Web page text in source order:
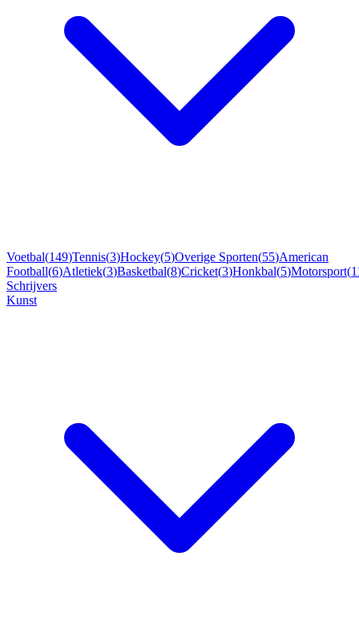
Voetbal(149)Tennis(3)Hockey(5)Overige Sporten(55)American
Football(6)Atletiek(3)Basketbal(8)Cricket(3)Honkbal(5)Motorsport(
Schrijvers
Kunst